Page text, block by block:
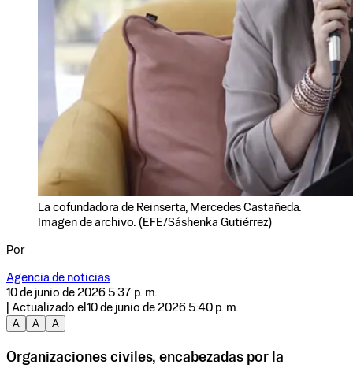
La cofundadora de Reinserta, Mercedes Castañeda.
Imagen de archivo. (EFE/Sáshenka Gutiérrez)
Por
Agencia de noticias
10 de junio de 2026 5:37 p. m.
| Actualizado el 10 de junio de 2026 5:40 p. m.
A
A A
Organizaciones civiles, encabezadas por la